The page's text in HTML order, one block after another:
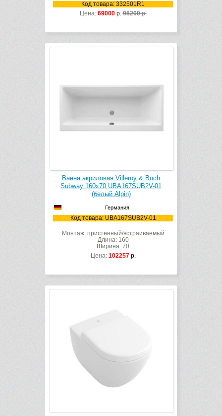
Код товара: 332501R1
Цена: 69000р.98200р.
Ванна акриловая Villeroy & Boch
Subway 160х70 UBA167SUB2V-01
(белый Alpin)
Германия
Код товара: UBA167SUB2V-01
Монтаж: пристенный/встраиваемый
Длина: 160
Ширина: 70
Цена: 102257р.